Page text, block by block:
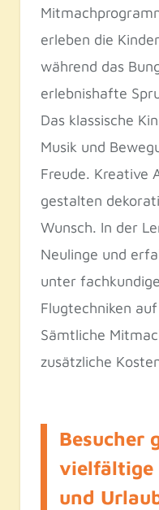
erleben die
während das
erlebnishafte
Das klassische
Musik und
Freude. Kreative
gestalten
Wunsch. In der
Neulinge und
unter
Flugtechniken
Sämtliche
zusätzliche
Besucher
vielfältige
und